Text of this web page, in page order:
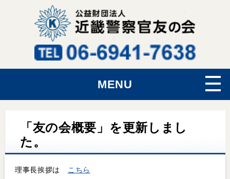
MENU
「友の会概要」を更新しまし
た。
理事長挨拶は こちら